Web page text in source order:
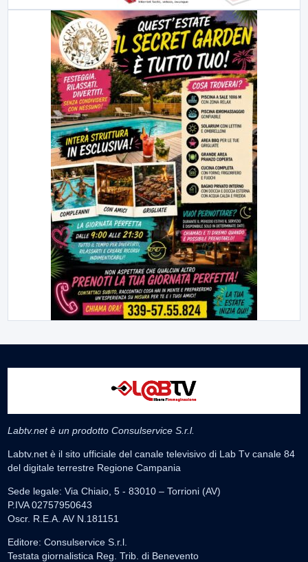
Labtv.net è un prodotto Consulservice S.r.l.
Labtv.net è il sito ufficiale del canale televisivo di Lab Tv canale 84
del digitale terrestre Regione Campania
Sede legale: Via Chiaio, 5 - 83010 – Torrioni (AV)
P.IVA 02757950643
Oscr. R.E.A. AV N.181151
Editore: Consulservice S.r.l.
Testata giornalistica Reg. Trib. di Benevento